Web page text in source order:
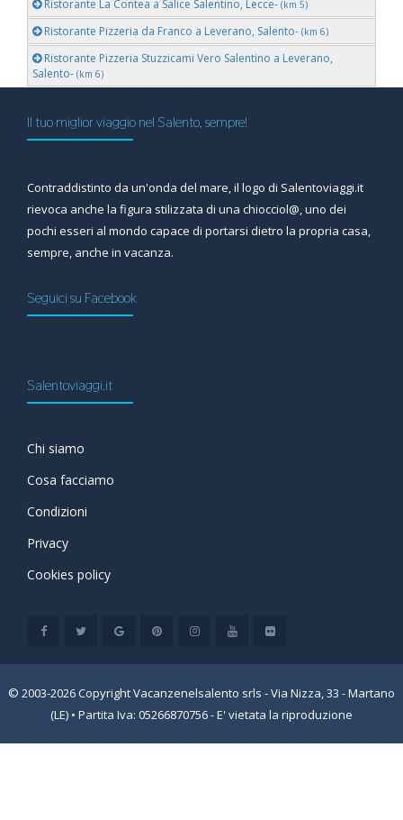
Ristorante La Contea a Salice Salentino, Lecce- (km 5)
Ristorante Pizzeria da Franco a Leverano, Salento- (km 6)
Ristorante Pizzeria Stuzzicami Vero Salentino a Leverano,
Salento- (km 6)
Il tuo miglior viaggio nel Salento, sempre!
Contraddistinto da un'onda del mare, il logo di Salentoviaggi.it
rievoca anche la figura stilizzata di una chiocciol@, uno dei
pochi esseri al mondo capace di portarsi dietro la propria casa,
sempre, anche in vacanza.
Seguici su Facebook
Salentoviaggi.it
Chi siamo
Cosa facciamo
Condizioni
Privacy
Cookies policy
© 2003-2026 Copyright Vacanzenelsalento srls - Via Nizza, 33 - Martano
(LE) • Partita Iva: 05266870756 - E' vietata la riproduzione